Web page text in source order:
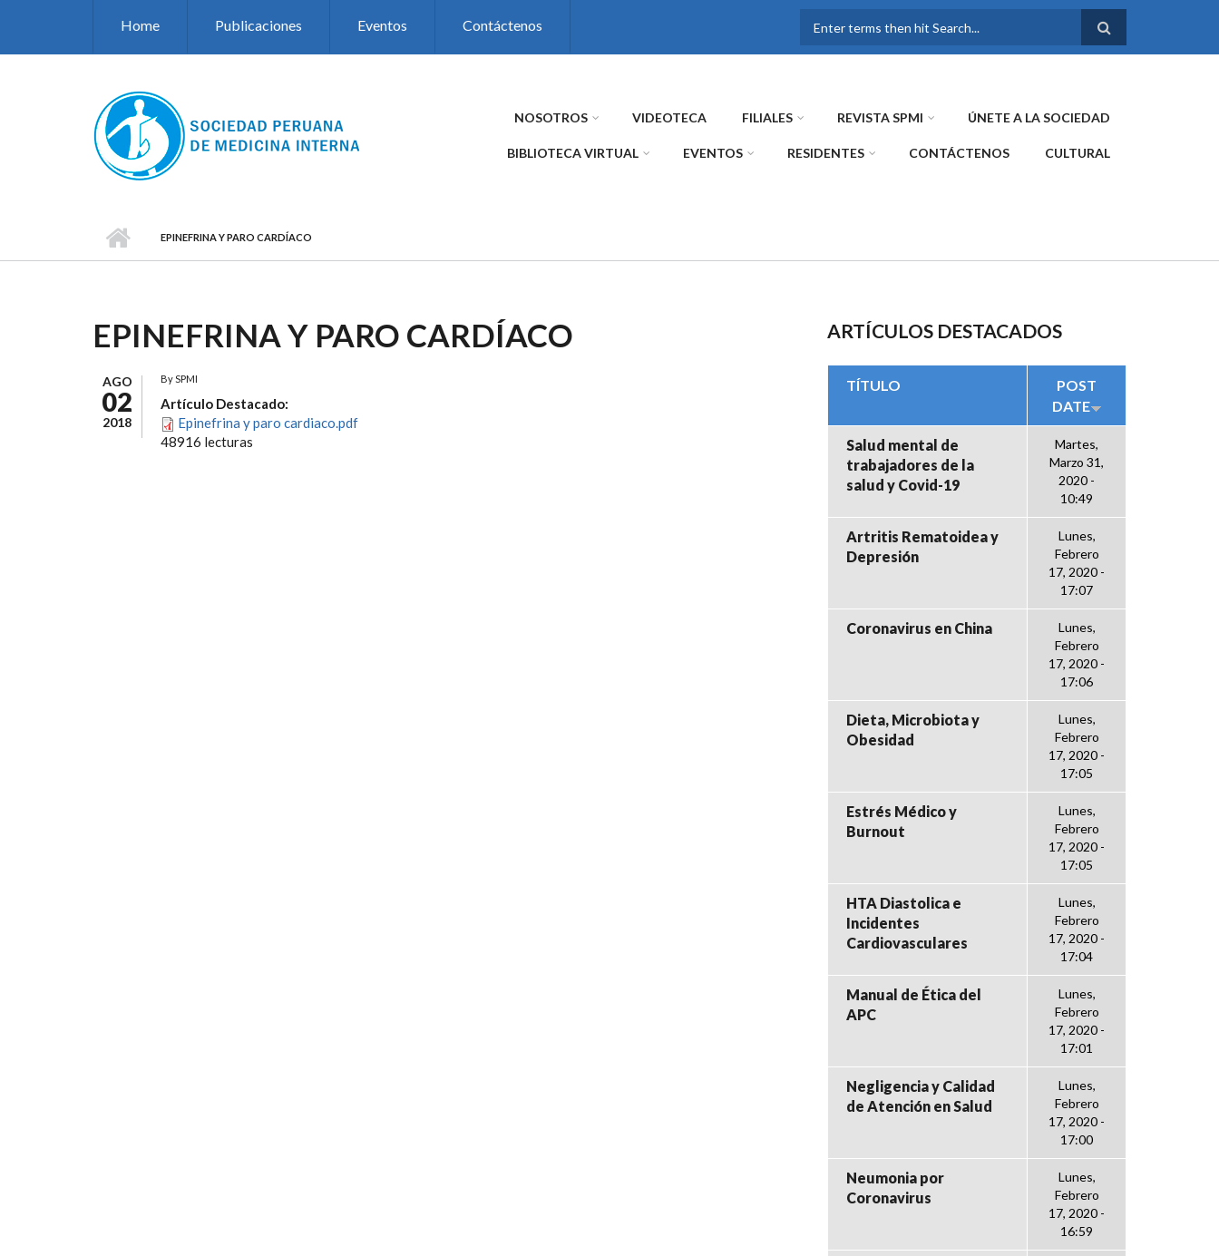
Home Publicaciones Eventos Contáctenos
FORMULARIO DE
NOSOTROS VIDEOTECA FILIALES REVISTA SPMI ÚNETE A LA SOCIEDAD
BIBLIOTECA VIRTUAL EVENTOS RESIDENTES CONTÁCTENOS CULTURAL
EPINEFRINA Y PARO CARDÍACO
EPINEFRINA Y PARO CARDÍACO
AGO
02
2018
BySPMI
Artículo Destacado:
Epinefrina y paro cardiaco.pdf
48916 lecturas
ARTÍCULOS DESTACADOS
TÍTULO
POST
DATE
Salud mental de
trabajadores de la
salud y Covid-19
Martes,
Marzo 31,
2020 -
10:49
Artritis Rematoidea y
Depresión
Lunes,
Febrero
17, 2020 -
17:07
Coronavirus en China
Lunes,
Febrero
17, 2020 -
17:06
Dieta, Microbiota y
Obesidad
Lunes,
Febrero
17, 2020 -
17:05
Estrés Médico y
Burnout
Lunes,
Febrero
17, 2020 -
17:05
HTA Diastolica e
Incidentes
Cardiovasculares
Lunes,
Febrero
17, 2020 -
17:04
Manual de Ética del
APC
Lunes,
Febrero
17, 2020 -
17:01
Negligencia y Calidad
de Atención en Salud
Lunes,
Febrero
17, 2020 -
17:00
Neumonia por
Coronavirus
Lunes,
Febrero
17, 2020 -
16:59